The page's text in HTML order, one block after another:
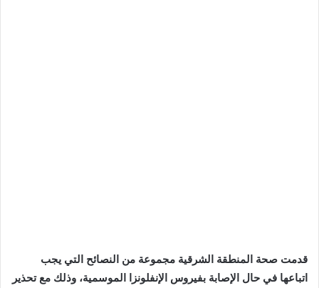
قدمت صحة المنطقة الشرقية مجموعة من النصائح التي يجب
اتباعها في حال الإصابة بفيروس الإنفلونزا الموسمية، وذلك مع تحذير